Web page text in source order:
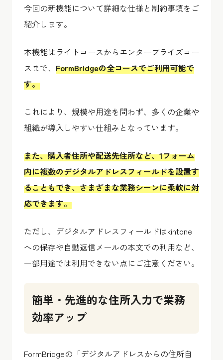
今回の新機能について詳細な仕様と制約事項をご
紹介します。
本機能はライトコースからエンタープライズコー
スまで、 FormBridgeの全コースでご利用可能で
す。
これにより、規模や用途を問わず、多くの企業や
組織が導入しやすい仕組みとなっています。
また、購入者住所や配送先住所など、1フォーム
内に複数のデジタルアドレスフィールドを設置す
ることもでき、さまざまな業務シーンに柔軟に対
応できます。
ただし、デジタルアドレスフィールドはkintone
への保存や自動返信メールの本文での利用など、
一部用途では利用できない点にご注意ください。
簡単・先進的な住所入力で業務
効率アップ
FormBridgeの「デジタルアドレスからの住所自